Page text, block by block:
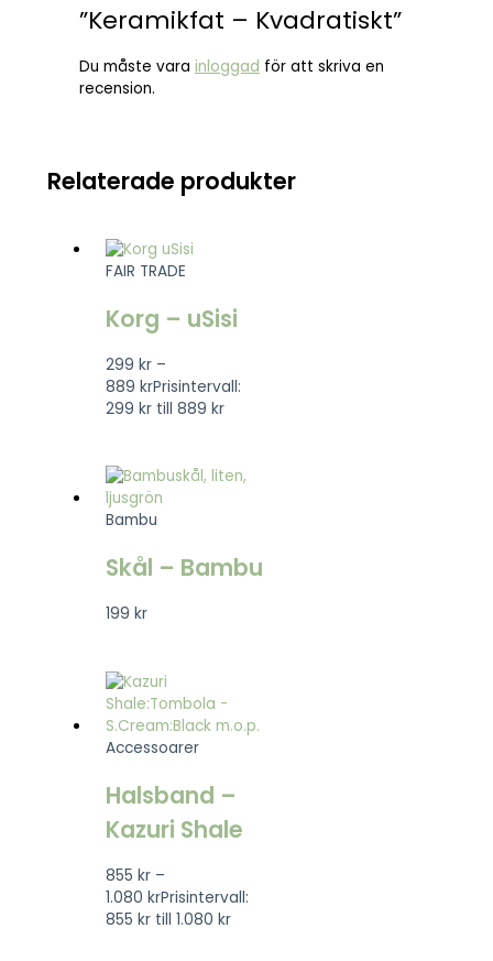
”Keramikfat – Kvadratiskt”
Du måste vara inloggad för att skriva en
recension.
Relaterade produkter
FAIR TRADE
Korg – uSisi
299kr –
889krPrisintervall:
299 kr till 889 kr
Bambu
Skål – Bambu
199kr
Accessoarer
Halsband –
Kazuri Shale
855kr –
1.080krPrisintervall:
855 kr till 1.080 kr